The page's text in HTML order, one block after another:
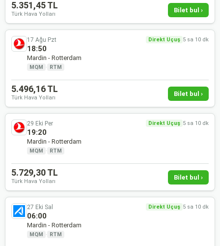
5.351,45 TL
Türk Hava Yolları
Bilet bul ›
17 Ağu Pzt Direkt Uçuş 5 sa 10 dk
18:50
Mardin - Rotterdam
MQM · RTM
5.496,16 TL
Türk Hava Yolları
Bilet bul ›
29 Eki Per Direkt Uçuş 5 sa 10 dk
19:20
Mardin - Rotterdam
MQM · RTM
5.729,30 TL
Türk Hava Yolları
Bilet bul ›
27 Eki Sal Direkt Uçuş 5 sa 10 dk
06:00
Mardin - Rotterdam
MQM · RTM